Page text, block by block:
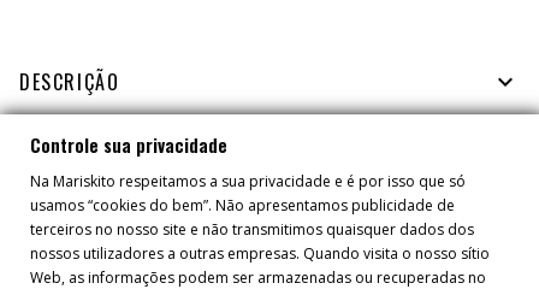
DESCRIÇÃO 
FICHA TÉCNICA
TAMBÉM PODERÁ GOSTAR
Controle sua privacidade
Na Mariskito respeitamos a sua privacidade e é por isso que só
usamos “cookies do bem”. Não apresentamos publicidade de
terceiros no nosso site e não transmitimos quaisquer dados dos
nossos utilizadores a outras empresas. Quando visita o nosso sítio
Web, as informações podem ser armazenadas ou recuperadas no